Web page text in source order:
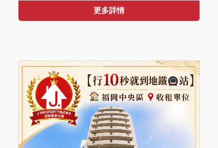
更多詳情